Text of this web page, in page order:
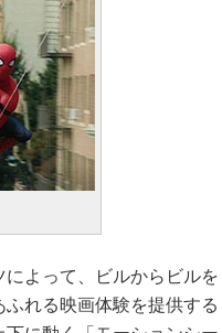
よって、ビルからビルを
れる映画体験を提供する